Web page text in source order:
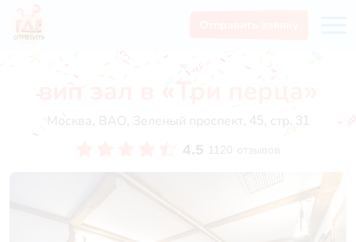
вип зал в «Три перца»
Москва, ВАО, Зеленый проспект, 45, стр. 31
4.5 1120 отзывов